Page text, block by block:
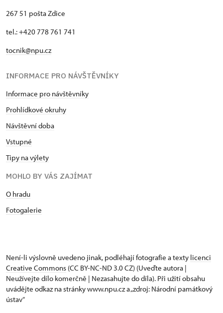
267 51 pošta Zdice
tel.: +420 778 761 741
tocnik@npu.cz
INFORMACE PRO NÁVŠTĚVNÍKY
Informace pro návštěvníky
Prohlídkové okruhy
Návštěvní doba
Vstupné
Tipy na výlety
MOHLO BY VÁS ZAJÍMAT
O hradu
Fotogalerie
Není-li výslovně uvedeno jinak, podléhají fotografie a texty licenci
Creative Commons (CC BY-NC-ND 3.0 CZ) (Uveďte autora |
Neužívejte dílo komerčně | Nezasahujte do díla). Při užití obsahu
uvádějte odkaz na stránky www.npu.cz a „zdroj: Národní památkový
ústav“